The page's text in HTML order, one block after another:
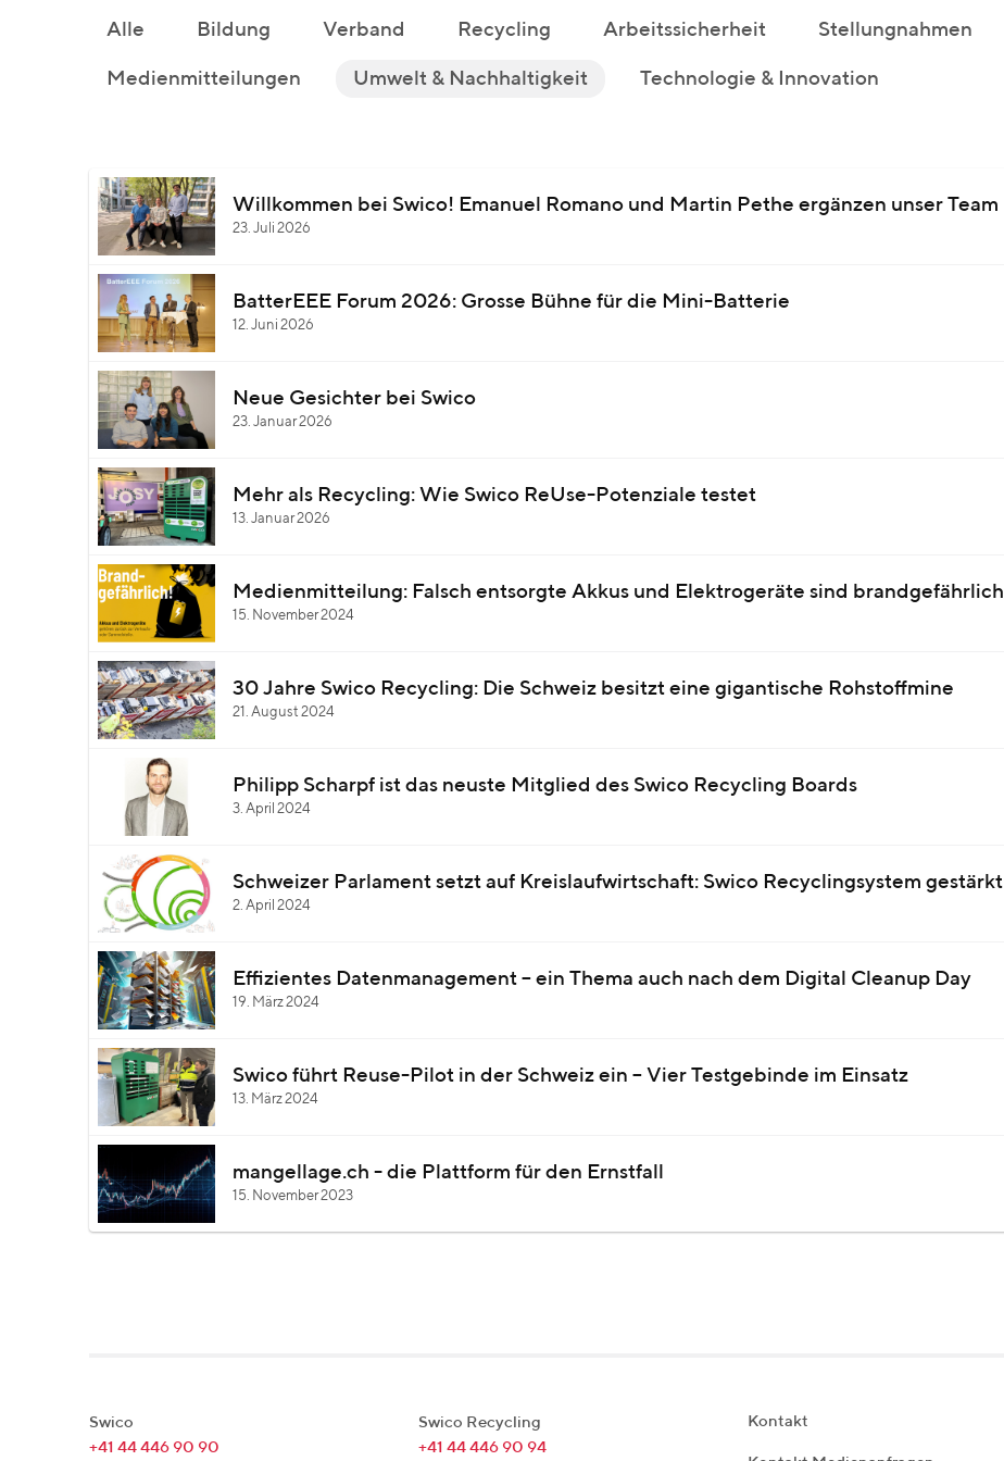
Alle Bildung Verband Recycling Arbeitssicherheit Stellungnahmen
Medienmitteilungen Umwelt & Nachhaltigkeit Technologie & Innovation
23. Juli 2026
Willkommen bei Swico! Emanuel Romano und Martin Pethe ergänzen unser Team
12. Juni 2026
BatterEEE Forum 2026: Grosse Bühne für die Mini-Batterie
23. Januar 2026
Neue Gesichter bei Swico
13. Januar 2026
Mehr als Recycling: Wie Swico ReUse-Potenziale testet
15. November 2024
Medienmitteilung: Falsch entsorgte Akkus und Elektrogeräte sind brandgefährlich
21. August 2024
30 Jahre Swico Recycling: Die Schweiz besitzt eine gigantische Rohstoffmine
3. April 2024
Philipp Scharpf ist das neuste Mitglied des Swico Recycling Boards
2. April 2024
Schweizer Parlament setzt auf Kreislaufwirtschaft: Swico Recyclingsystem gestärkt
19. März 2024
Effizientes Datenmanagement – ein Thema auch nach dem Digital Cleanup Day
13. März 2024
Swico führt Reuse-Pilot in der Schweiz ein – Vier Testgebinde im Einsatz
15. November 2023
mangellage.ch - die Plattform für den Ernstfall
Swico
+41 44 446 90 90
Swico Recycling
+41 44 446 90 94
Kontakt